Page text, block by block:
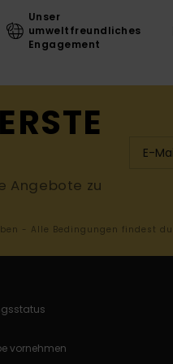
Unser
umweltfreundliches
Engagement
Angebote zu
- Alle Bedingungen findest
vornehmen